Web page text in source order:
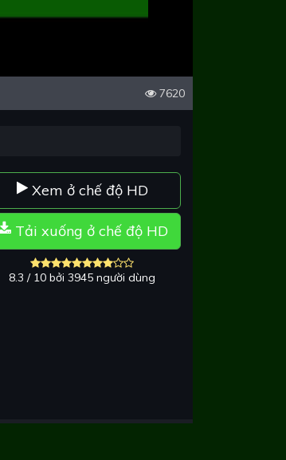
7620
Xem ở chế độ HD
Tải xuống ở chế độ HD
8.3 / 10 bởi 3945 người dùng